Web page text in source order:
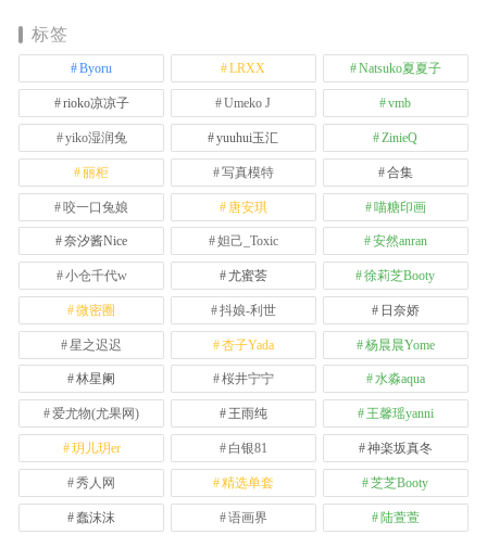
标签
Byoru LRXX Natsuko夏夏子
rioko凉凉子 Umeko J vmb
yiko湿润兔 yuuhui玉汇 ZinieQ
丽柜 写真模特 合集
咬一口兔娘 唐安琪 喵糖印画
奈汐酱Nice 妲己_Toxic 安然anran
小仓千代w 尤蜜荟 徐莉芝Booty
微密圈 抖娘-利世 日奈娇
星之迟迟 杏子Yada 杨晨晨Yome
林星阑 桜井宁宁 水淼aqua
爱尤物(尤果网) 王雨纯 王馨瑶yanni
玥儿玥er 白银81 神楽坂真冬
秀人网 精选单套 芝芝Booty
蠢沫沫 语画界 陆萱萱